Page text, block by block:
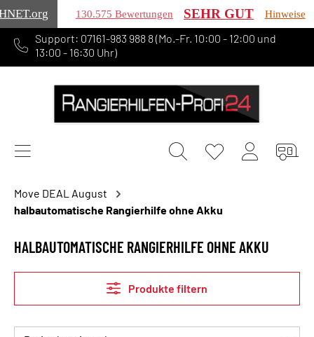
.org 130.575 Bewertungen SEHR GUT Hinweise
springen
Support: 07161-983 988 8 (Mo.-Fr. 10:00 - 12:00 und
13:00 - 16:30 Uhr)
Move DEAL August
halbautomatische Rangierhilfe ohne Akku
HALBAUTOMATISCHE RANGIERHILFE OHNE AKKU
Produkte filtern